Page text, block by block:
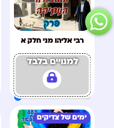
רבי אליהו מני חלק א
למנויים בלבד
ימים של צדיקים